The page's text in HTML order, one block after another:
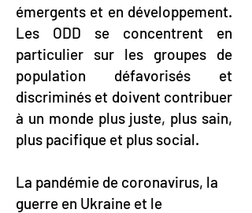
émergents et en développement.
Les ODD se concentrent en
particulier sur les groupes de
population défavorisés et
discriminés et doivent contribuer
à un monde plus juste, plus sain,
plus pacifique et plus social.
La pandémie de coronavirus, la
guerre en Ukraine et le